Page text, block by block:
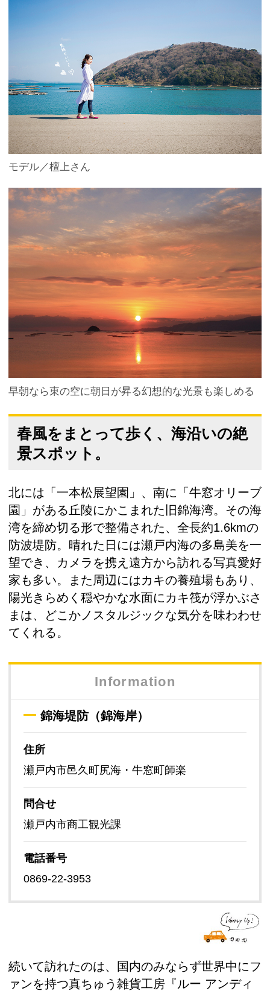
モデル／檀上さん
早朝なら東の空に朝日が昇る幻想的な光景も楽しめる
春風をまとって歩く、海沿いの絶
景スポット。
北には「一本松展望園」、南に「牛窓オリーブ
園」がある丘陵にかこまれた旧錦海湾。その海
湾を締め切る形で整備された、全長約1.6kmの
防波堤防。晴れた日には瀬戸内海の多島美を一
望でき、カメラを携え遠方から訪れる写真愛好
家も多い。また周辺にはカキの養殖場もあり、
陽光きらめく穏やかな水面にカキ筏が浮かぶさ
まは、どこかノスタルジックな気分を味わわせ
てくれる。
Information
錦海堤防（錦海岸）
住所
瀬戸内市邑久町尻海・牛窓町師楽
問合せ
瀬戸内市商工観光課
電話番号
0869-22-3953
続いて訪れたのは、国内のみならず世界中にフ
ァンを持つ真ちゅう雑貨工房『ルー アンディ